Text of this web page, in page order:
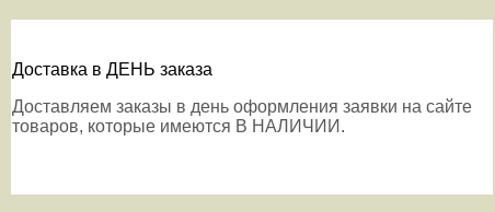
Доставка в ДЕНЬ заказа
Доставляем заказы в день оформления заявки на сайте
товаров, которые имеются В НАЛИЧИИ.